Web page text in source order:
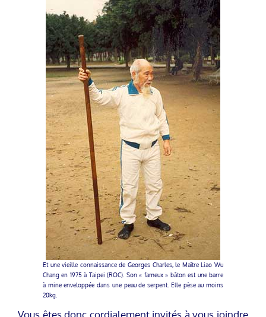
Et une vieille connaissance de Georges Charles, le Maître Liao Wu
Chang en 1975 à Taipei (ROC). Son « fameux » bâton est une barre
à mine enveloppée dans une peau de serpent. Elle pèse au moins
20kg.
Vous êtes donc cordialement invités à vous joindre